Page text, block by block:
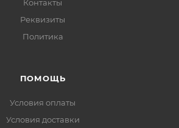
Контакты
Реквизиты
Политика
ПОМОЩЬ
Условия оплаты
Условия доставки